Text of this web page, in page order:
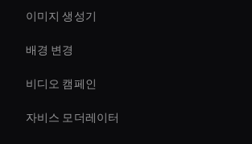
이미지 생성기
배경 변경
비디오 캠페인
자비스 모더레이터